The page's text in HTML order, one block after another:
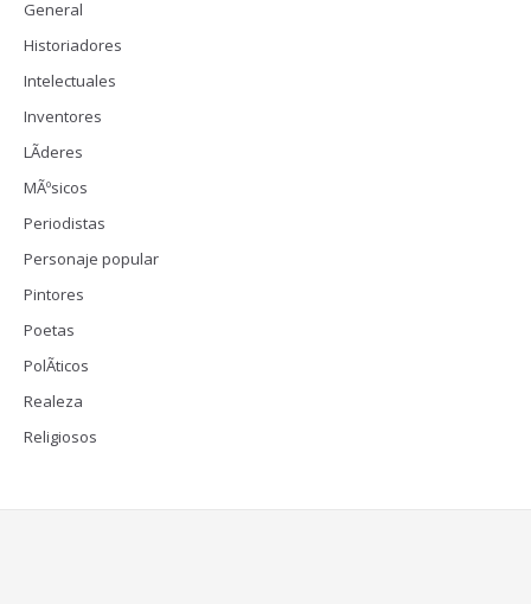
General
Historiadores
Intelectuales
Inventores
LÃ­deres
MÃºsicos
Periodistas
Personaje popular
Pintores
Poetas
PolÃ­ticos
Realeza
Religiosos